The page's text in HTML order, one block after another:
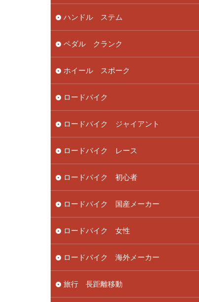
ハンドル ステム
ペダル クランク
ホイール スポーク
ロードバイク
ロードバイク ジャイアント
ロードバイク レース
ロードバイク 初心者
ロードバイク 国産メーカー
ロードバイク 女性
ロードバイク 海外メーカー
旅行 長距離移動